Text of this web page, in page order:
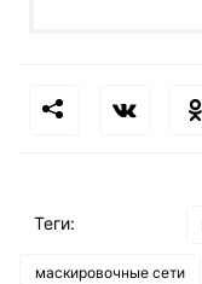
Теги:
маскировочные сети